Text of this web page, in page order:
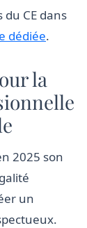
CE dans
dédiée.
la
2025 son
un